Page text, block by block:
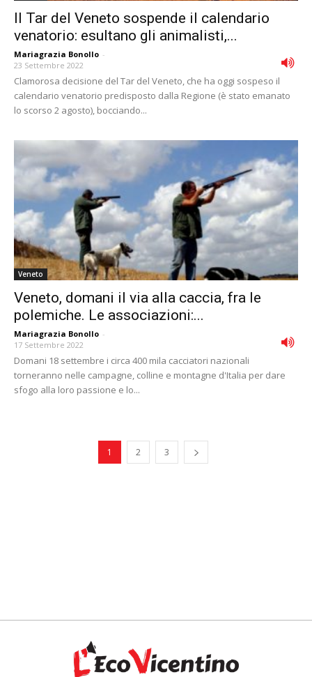
Il Tar del Veneto sospende il calendario
venatorio: esultano gli animalisti,...
Mariagrazia Bonollo -
23 Settembre 2022
Clamorosa decisione del Tar del Veneto, che ha oggi sospeso il
calendario venatorio predisposto dalla Regione (è stato emanato
lo scorso 2 agosto), bocciando...
Veneto
Veneto, domani il via alla caccia, fra le
polemiche. Le associazioni:...
Mariagrazia Bonollo -
17 Settembre 2022
Domani 18 settembre i circa 400 mila cacciatori nazionali
torneranno nelle campagne, colline e montagne d'Italia per dare
sfogo alla loro passione e lo...
1 2 3